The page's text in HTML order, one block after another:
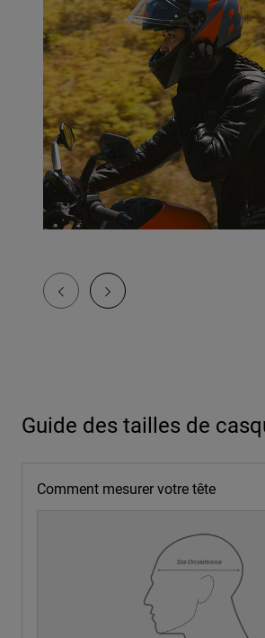
Guide des tailles de
Comment mesurer votre tête